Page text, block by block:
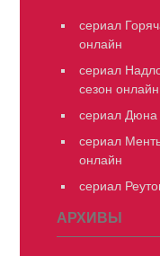
сериал
онлайн
сериал
сезон онлайн
сериал Дюна
сериал
онлайн
сериал
АРХИВЫ